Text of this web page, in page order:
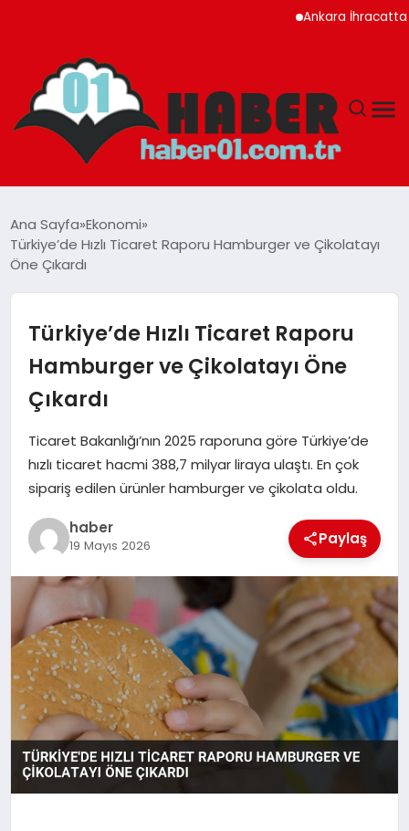
Ankara İhracatta
ADANA
MAGAZIN
EĞITIM
TEKNOLOJI
Ana Sayfa Ekonomi
Türkiye’de Hızlı Ticaret Raporu Hamburger ve Çikolatayı
Öne Çıkardı
Türkiye’de Hızlı Ticaret Raporu
Hamburger ve Çikolatayı Öne
Çıkardı
Ticaret Bakanlığı’nın 2025 raporuna göre Türkiye’de
hızlı ticaret hacmi 388,7 milyar liraya ulaştı. En çok
sipariş edilen ürünler hamburger ve çikolata oldu.
haber
19 Mayıs 2026 Paylaş